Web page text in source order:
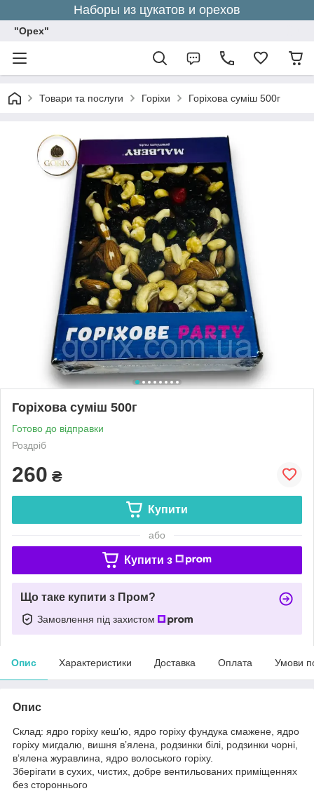
Наборы из цукатов и орехов
"Орех"
Товари та послуги Горіхи Горіхова суміш 500г
Горіхова суміш 500г
Готово до відправки
Роздріб
260 ₴
Купити
або
Купити з
Що таке купити з Пром?
Замовлення під захистом
Опис Характеристики Доставка Оплата Умови
Опис
Склад: ядро горіху кешʼю, ядро горіху фундука смажене, ядро
горіху мигдалю, вишня вʼялена, родзинки білі, родзинки чорні,
вʼялена журавлина, ядро волоського горіху.
Зберігати в сухих, чистих, добре вентильованих приміщеннях
без стороннього